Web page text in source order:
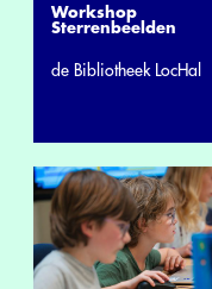
Workshop
Sterrenbeelden
de Bibliotheek LocHal